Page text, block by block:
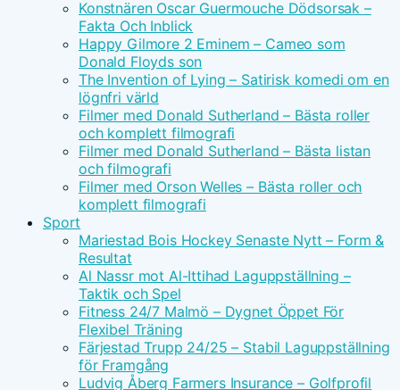
Konstnären Oscar Guermouche Dödsorsak –
Fakta Och Inblick
Happy Gilmore 2 Eminem – Cameo som
Donald Floyds son
The Invention of Lying – Satirisk komedi om en
lögnfri värld
Filmer med Donald Sutherland – Bästa roller
och komplett filmografi
Filmer med Donald Sutherland – Bästa listan
och filmografi
Filmer med Orson Welles – Bästa roller och
komplett filmografi
Sport
Mariestad Bois Hockey Senaste Nytt – Form &
Resultat
Al Nassr mot Al-Ittihad Laguppställning –
Taktik och Spel
Fitness 24/7 Malmö – Dygnet Öppet För
Flexibel Träning
Färjestad Trupp 24/25 – Stabil Laguppställning
för Framgång
Ludvig Åberg Farmers Insurance – Golfprofil